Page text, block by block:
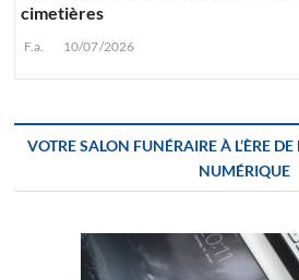
cimetières
F.a. 10/07/2026
VOTRE SALON FUNÉRAIRE À L’ÈRE
NUMÉRIQUE